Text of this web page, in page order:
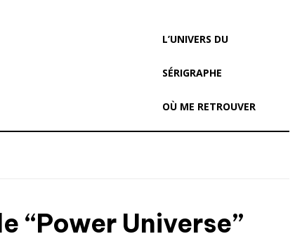
L’UNIVERS DU
SÉRIGRAPHE
OÙ ME RETROUVER
“Power Universe”